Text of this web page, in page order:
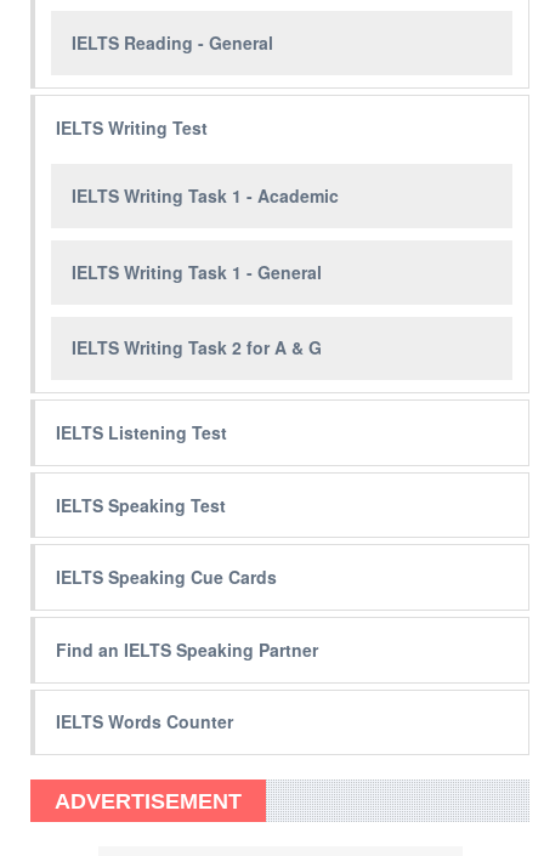
IELTS Reading - General
IELTS Writing Test
IELTS Writing Task 1 - Academic
IELTS Writing Task 1 - General
IELTS Writing Task 2 for A & G
IELTS Listening Test
IELTS Speaking Test
IELTS Speaking Cue Cards
Find an IELTS Speaking Partner
IELTS Words Counter
ADVERTISEMENT